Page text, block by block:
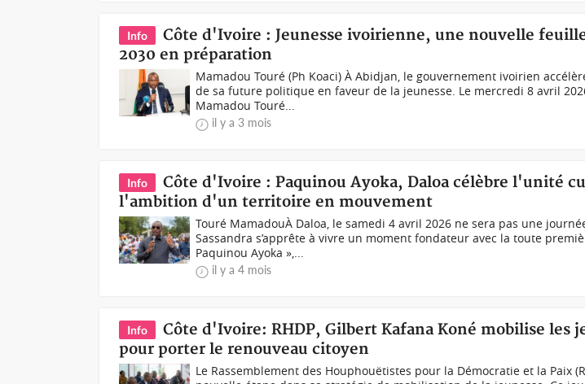
Info
Côte d'Ivoire : Jeunesse ivoirienne, une nouvelle
2030 en préparation
Mamadou Touré (Ph Koaci) À Abidjan, le gouvernement ivoirien
de sa future politique en faveur de la jeunesse. Le mercredi 8 avril
Mamadou Touré...
il y a 3 mois
Info
Côte d'Ivoire : Paquinou Ayoka, Daloa célèbre l'unité
l'ambition d'un territoire en mouvement
Touré MamadouÀ Daloa, le samedi 4 avril 2026 ne sera pas une
Sassandra s’apprête à vivre un moment fondateur avec la toute
Paquinou Ayoka »,...
il y a 4 mois
Info
Côte d'Ivoire: RHDP, Gilbert Kafana Koné mobilise les
pour porter le renouveau citoyen
Le Rassemblement des Houphouëtistes pour la Démocratie et la Paix